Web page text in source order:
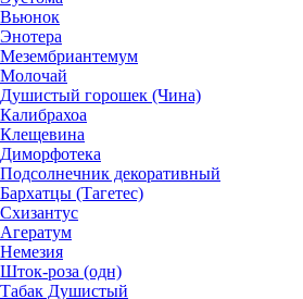
Вьюнок
Энотера
Мезембриантемум
Молочай
Душистый горошек (Чина)
Калибрахоа
Клещевина
Диморфотека
Подсолнечник декоративный
Бархатцы (Тагетес)
Схизантус
Агератум
Немезия
Шток-роза (одн)
Табак Душистый